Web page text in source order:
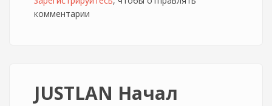
комментарии
JUSTLAN Начал